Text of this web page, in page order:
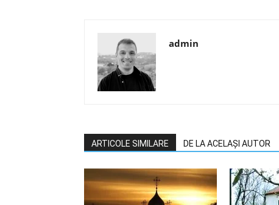
admin
ARTICOLE SIMILARE DE LA ACELAȘI AUTOR